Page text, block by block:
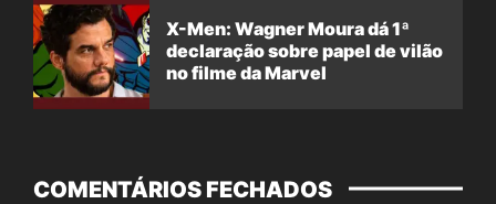
X-Men: Wagner Moura dá 1ª
declaração sobre papel de vilão
no filme da Marvel
COMENTÁRIOS FECHADOS